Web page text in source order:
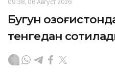
09:38, 06 Август 2026
Бугун
тенгедан